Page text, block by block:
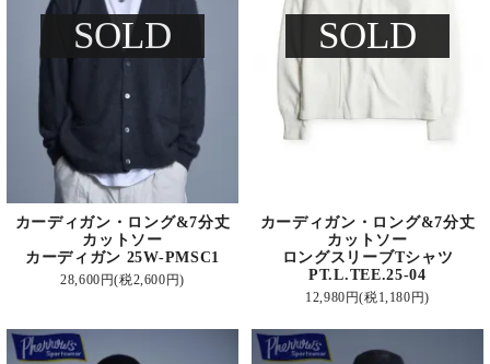
SOLD
カーディガン・ロング&7分丈
カットソー
カーディガン 25W-PMSC1
28,600円(税2,600円)
SOLD
カーディガン・ロング&7分丈
カットソー
ロングスリーブTシャツ
PT.L.TEE.25-04
12,980円(税1,180円)